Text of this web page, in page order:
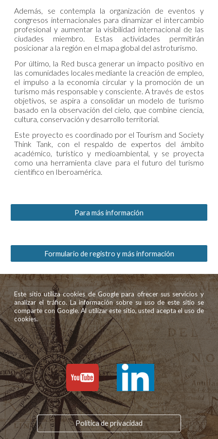
Además, se contempla la organización de eventos y
congresos internacionales para dinamizar el intercambio
profesional y aumentar la visibilidad internacional de las
ciudades miembro. Estas actividades permitirán
posicionar a la región en el mapa global del astroturismo.
Por último, la Red busca generar un impacto positivo en
las comunidades locales mediante la creación de empleo,
el impulso a la economía circular y la promoción de un
turismo más responsable y consciente. A través de estos
objetivos, se aspira a consolidar un modelo de turismo
basado en la observación del cielo, que combine ciencia,
cultura, conservación y desarrollo territorial.
Este proyecto es coordinado por el Tourism and Society
Think Tank, con el respaldo de expertos del ámbito
académico, turístico y medioambiental, y se proyecta
como una herramienta clave para el futuro del turismo
científico en Iberoamérica.
Para más información
Formulario de registro y más información
Este sitio utiliza cookies de Google para ofrecer sus servicios y
analizar el tráfico. La información sobre su uso de este sitio se
comparte con Google. Al utilizar este sitio, usted acepta el uso de
cookies.
Política de privacidad